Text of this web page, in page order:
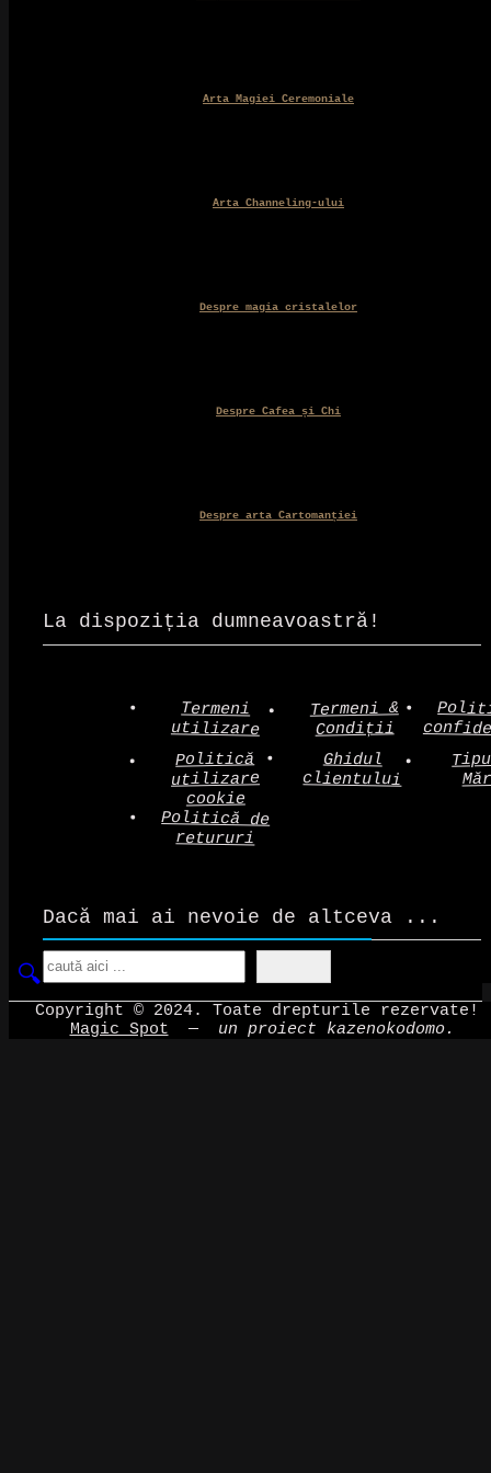
Arta Magiei Ceremoniale
Arta Channeling-ului
Despre magia cristalelor
Despre Cafea și Chi
Despre arta Cartomanției
La dispoziția dumneavoastră!
Termeni
utilizare
Termeni &
Condiții
Politică
utilizare
cookie
Ghidul
clientului
Politică de
retururi
Dacă mai ai nevoie de altceva ...
Copyright © 2024. Toate drepturile rezervate!
Magic Spot — un proiect kazenokodomo.